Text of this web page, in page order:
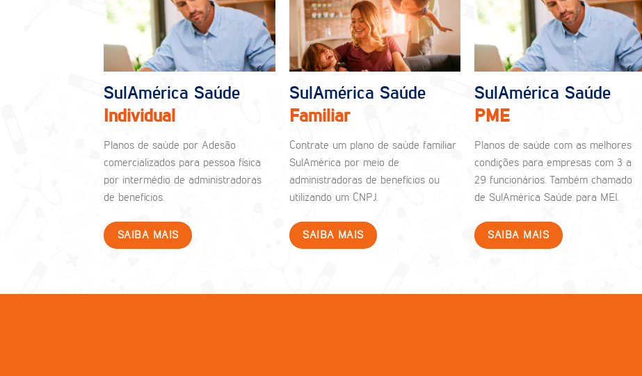
SulAmérica Saúde
Individual
Planos de saúde por Adesão
comercializados para pessoa física
por intermédio de administradoras
de benefícios.
SAIBA MAIS
SulAmérica Saúde
Familiar
Contrate um plano de saúde familiar
SulAmérica por meio de
administradoras de benefícios ou
utilizando um CNPJ.
SAIBA MAIS
SulAmérica Saúde
PME
Planos de saúde com as melhores
condições para empresas com 3 a
29 funcionários. Também chamado
de SulAmérica Saúde para MEI.
SAIBA MAIS